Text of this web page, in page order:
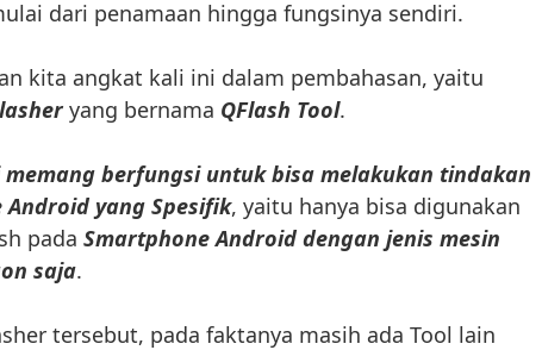
dari penamaan hingga fungsinya sendiri.
kita angkat kali ini dalam pembahasan, yaitu
yang bernama QFlash Tool.
berfungsi untuk bisa melakukan tindakan
yang Spesifik, yaitu hanya bisa digunakan
pada Smartphone Android dengan jenis mesin
saja.
tersebut, pada faktanya masih ada Tool lain